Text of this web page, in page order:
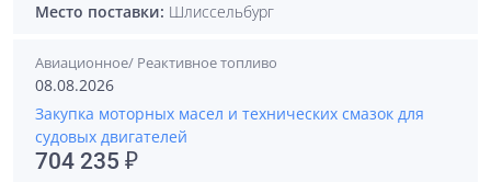
Место поставки: Шлиссельбург
Авиационное/ Реактивное топливо
08.08.2026
Закупка моторных масел и технических смазок для
судовых двигателей
704 235 ₽